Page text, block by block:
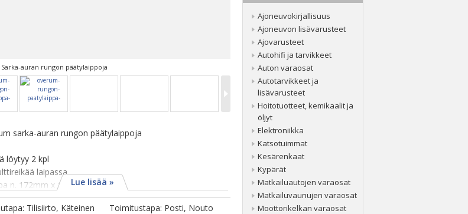
auran rungon päätylaippoja
sarka-auran rungon päätylaippoja
löytyy 2 kpl
laipassa
n. 172mm x 172mmLue lisää »
Tilisiirto, Käteinen Toimitustapa: Posti, Nouto
Ajoneuvokirjallisuus
Ajoneuvon lisävarusteet
Ajovarusteet
Autohifi ja tarvikkeet
Auton varaosat
Autotarvikkeet ja
lisävarusteet
Hoitotuotteet, kemikaalit ja
öljyt
Elektroniikka
Katsotuimmat
Kesärenkaat
Kypärät
Matkailuautojen varaosat
Matkailuvaunujen varaosat
Moottorikelkan varaosat